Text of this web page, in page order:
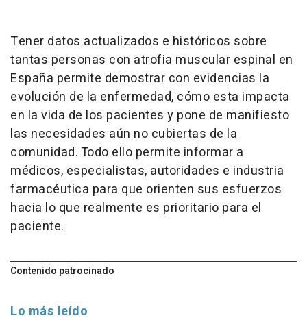
Tener datos actualizados e históricos sobre
tantas personas con atrofia muscular espinal en
España permite demostrar con evidencias la
evolución de la enfermedad, cómo esta impacta
en la vida de los pacientes y pone de manifiesto
las necesidades aún no cubiertas de la
comunidad. Todo ello permite informar a
médicos, especialistas, autoridades e industria
farmacéutica para que orienten sus esfuerzos
hacia lo que realmente es prioritario para el
paciente.
Contenido patrocinado
Lo más leído